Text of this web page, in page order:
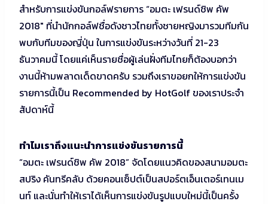
สำหรับการแข่งขันกอล์ฟรายการ “อมตะ เฟรนด์ชิพ คัพ
2018″ ที่นำนักกอล์ฟชื่อดังชาวไทยทั้งชายหญิงมารวมทีมกัน
พบกับทีมของญี่ปุ่น ในการแข่งขันระหว่างวันที่ 21-23
ธันวาคมนี้ โดยแค่เห็นรายชื่อผู้เล่นฝั่งทีมไทยก็ต้องบอกว่า
งานนี้ห้ามพลาดเด็ดขาดครับ รวมถึงเราขอยกให้การแข่งขัน
รายการนี้เป็น Recommended by HotGolf ของเราประจำ
สัปดาห์นี้
ทำไมเราถึงแนะนำการแข่งขันรายการนี้
“อมตะ เฟรนด์ชิพ คัพ 2018” จัดโดยแนวคิดของสนามอมตะ
สปริง คันทรีคลับ ด้วยคอนเซ็ปต์เป็นสปอร์ตเอ็นเตอร์เทนเม
นท์ และนั่นทำให้เราได้เห็นการแข่งขันรูปแบบใหม่นี้เป็นครั้ง